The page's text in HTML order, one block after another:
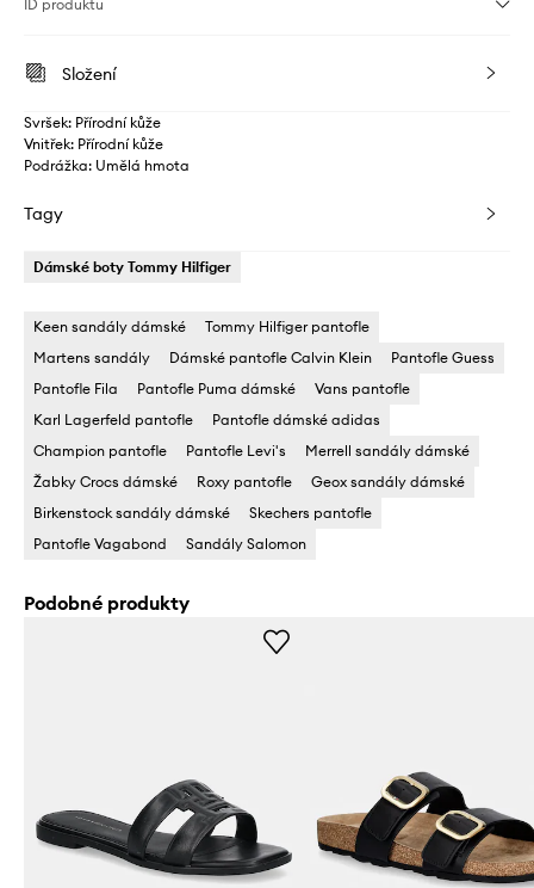
ID produktu
Složení
Svršek: Přírodní kůže
Vnitřek: Přírodní kůže
Podrážka: Umělá hmota
Tagy
Dámské boty Tommy Hilfiger
Keen sandály dámské
Tommy Hilfiger pantofle
Martens sandály
Dámské pantofle Calvin Klein
Pantofle Guess
Pantofle Fila
Pantofle Puma dámské
Vans pantofle
Karl Lagerfeld pantofle
Pantofle dámské adidas
Champion pantofle
Pantofle Levi's
Merrell sandály dámské
Žabky Crocs dámské
Roxy pantofle
Geox sandály dámské
Birkenstock sandály dámské
Skechers pantofle
Pantofle Vagabond
Sandály Salomon
Podobné produkty